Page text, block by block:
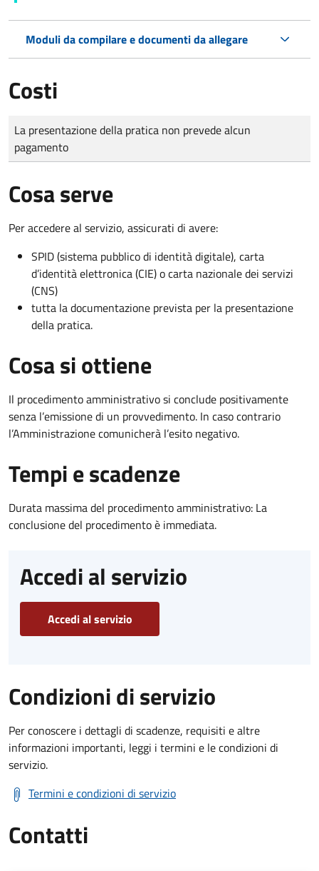
Moduli da compilare e documenti da allegare
Costi
Tipo di pagamento
Importo
La presentazione della pratica non prevede alcun
pagamento
Cosa serve
Per accedere al servizio, assicurati di avere:
SPID (sistema pubblico di identità digitale), carta
d’identità elettronica (CIE) o carta nazionale dei servizi
(CNS)
tutta la documentazione prevista per la presentazione
della pratica.
Cosa si ottiene
Il procedimento amministrativo si conclude positivamente
senza l’emissione di un provvedimento. In caso contrario
l’Amministrazione comunicherà l’esito negativo.
Tempi e scadenze
Durata massima del procedimento amministrativo: La
conclusione del procedimento è immediata.
Accedi al servizio
Accedi al servizio
Condizioni di servizio
Per conoscere i dettagli di scadenze, requisiti e altre
informazioni importanti, leggi i termini e le condizioni di
servizio.
Termini e condizioni di servizio
Contatti